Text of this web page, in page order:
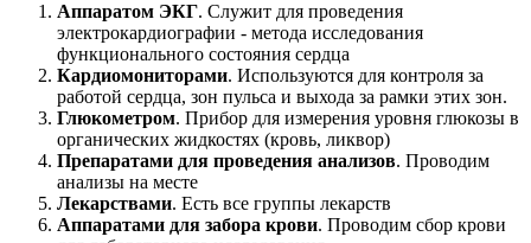
Аппаратом ЭКГ. Служит для проведения
электрокардиографии - метода исследования
функционального состояния сердца
Кардиомониторами. Используются для контроля за
работой сердца, зон пульса и выхода за рамки этих зон.
Глюкометром. Прибор для измерения уровня глюкозы в
органических жидкостях (кровь, ликвор)
Препаратами для проведения анализов. Проводим
анализы на месте
Лекарствами. Есть все группы лекарств
Аппаратами для забора крови. Проводим сбор крови